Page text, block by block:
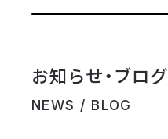
お知らせ・ブログ
NEWS / BLOG